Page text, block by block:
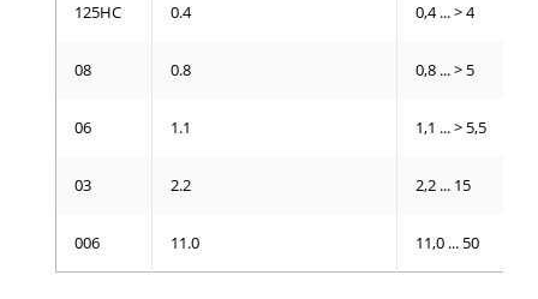
125HC 0.4 0,4 ... > 4
08 0.8 0,8 ... > 5
06 1.1 1,1 ... > 5,5
03 2.2 2,2 ... 15
006 11.0 11,0 ... 50